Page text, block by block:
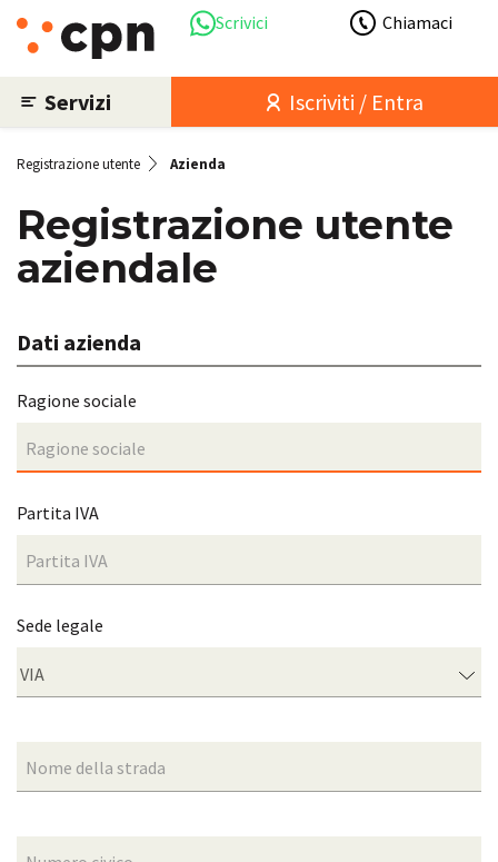
Scrivici Chiamaci
Servizi Iscriviti / Entra
Registrazione utente Azienda
Registrazione utente
aziendale
Dati azienda
Ragione sociale
Partita IVA
Sede legale